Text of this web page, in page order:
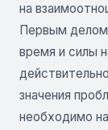
на
Первым делом
время и силы
значения
необходимо